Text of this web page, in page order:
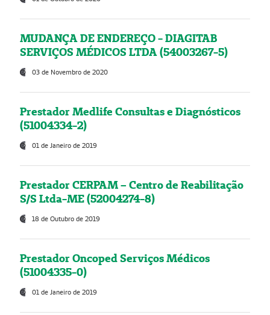
MUDANÇA DE ENDEREÇO - DIAGITAB
SERVIÇOS MÉDICOS LTDA (54003267-5)
03 de Novembro de 2020
Prestador Medlife Consultas e Diagnósticos
(51004334-2)
01 de Janeiro de 2019
Prestador CERPAM – Centro de Reabilitação
S/S Ltda-ME (52004274-8)
18 de Outubro de 2019
Prestador Oncoped Serviços Médicos
(51004335-0)
01 de Janeiro de 2019